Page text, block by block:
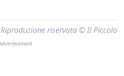
Riproduzione riservata © Il Piccolo